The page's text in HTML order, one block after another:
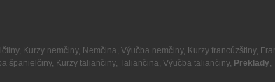
, Kurzy nemčiny, Nemčina, Výučba nemčiny, Kurzy francúzštiny,
španielčiny, Kurzy taliančiny, Taliančina, Výučba taliančiny, Preklady,